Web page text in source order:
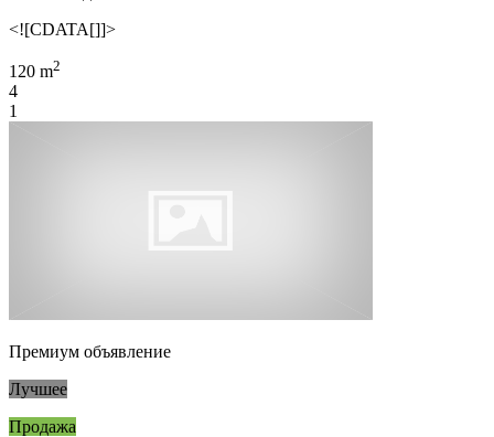
<![CDATA[]]>
120 m2
4
1
Премиум объявление
Лучшее
Продажа